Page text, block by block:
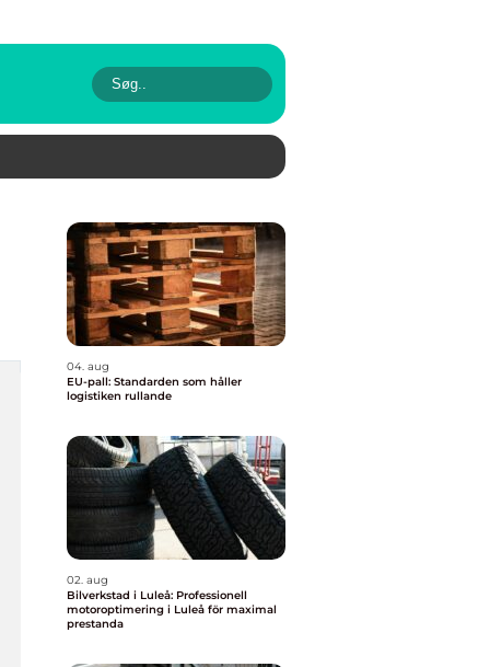
04. aug
EU-pall: Standarden som håller
logistiken rullande
02. aug
Bilverkstad i Luleå: Professionell
motoroptimering i Luleå för maximal
prestanda